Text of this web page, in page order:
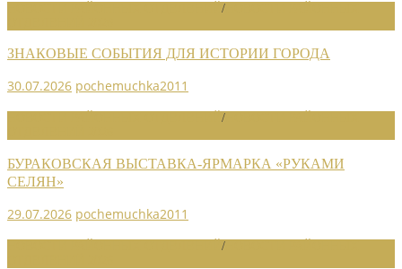
/
ЗНАКОВЫЕ СОБЫТИЯ ДЛЯ ИСТОРИИ ГОРОДА
30.07.2026 pochemuchka2011
/
БУРАКОВСКАЯ ВЫСТАВКА-ЯРМАРКА «РУКАМИ
СЕЛЯН»
29.07.2026 pochemuchka2011
/